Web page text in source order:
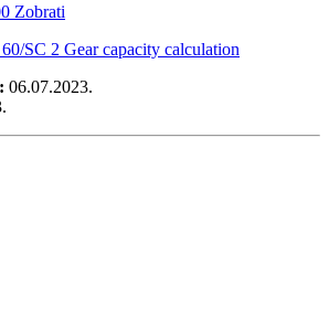
Zobrati
SC 2 Gear capacity calculation
06.07.2023.